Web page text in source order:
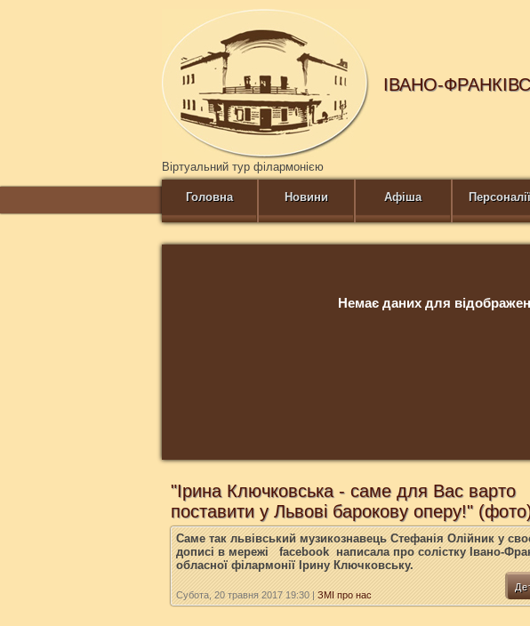
ІВАНО-
Віртуальний тур філармонією
Головна Новини Афіша Персоналії
Немає даних для
"Ірина Ключковська - саме для Вас варто
поставити у Львові барокову оперу!"
Саме так львівський музикознавець Стефанія Олійник у
дописі в мережі facebook написала про солістку Івано-
обласної філармонії Ірину Ключковську.
Субота, 20 травня 2017 19:30 | ЗМІ про нас